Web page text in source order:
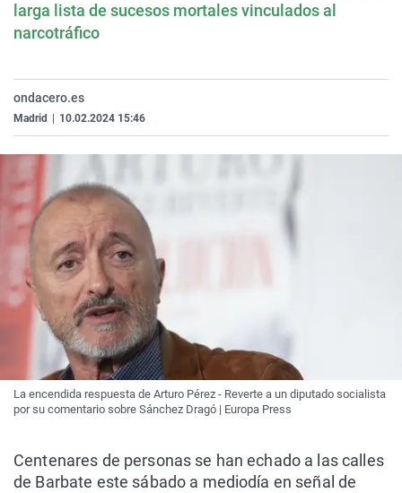
larga lista de sucesos mortales vinculados al
narcotráfico
ondacero.es
Madrid 10.02.2024 15:46
La encendida respuesta de Arturo Pérez - Reverte a un diputado socialista
por su comentario sobre Sánchez Dragó | Europa Press
Centenares de personas se han echado a las calles
de Barbate este sábado a mediodía en señal de